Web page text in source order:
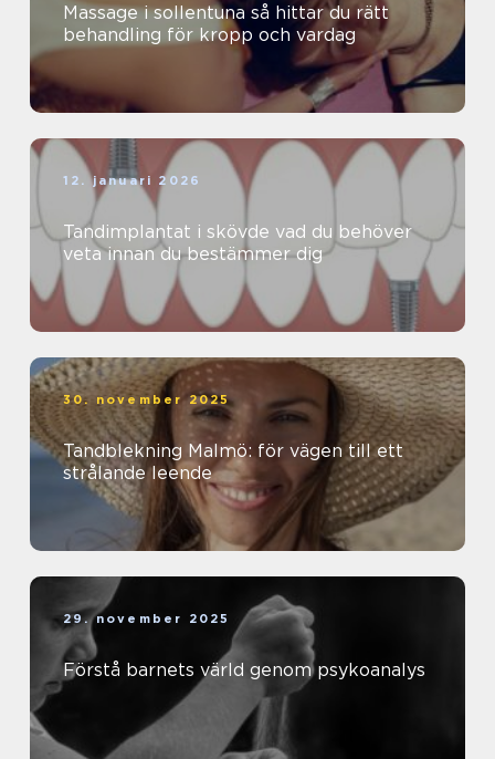
Massage i sollentuna så hittar du rätt
behandling för kropp och vardag
12. januari 2026
Tandimplantat i skövde vad du behöver
veta innan du bestämmer dig
30. november 2025
Tandblekning Malmö: för vägen till ett
strålande leende
29. november 2025
Förstå barnets värld genom psykoanalys